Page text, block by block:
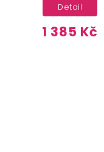
1 385 Kč
Detail